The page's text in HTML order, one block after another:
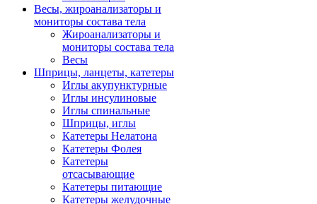
Весы, жироанализаторы и
мониторы состава тела
Жироанализаторы и
мониторы состава тела
Весы
Шприцы, ланцеты, катетеры
Иглы акупунктурные
Иглы инсулиновые
Иглы спинальные
Шприцы, иглы
Катетеры Нелатона
Катетеры Фолея
Катетеры
отсасывающие
Катетеры питающие
Катетеры желудочные